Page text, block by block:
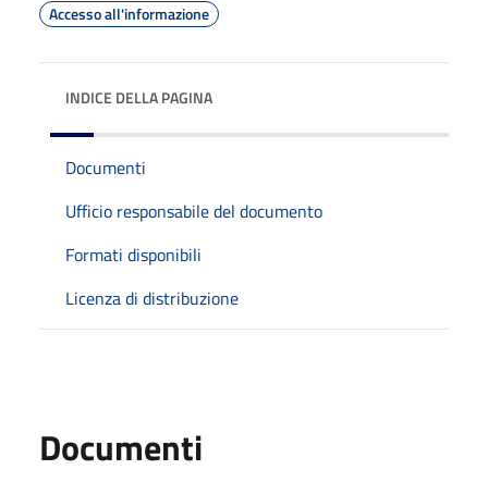
Accesso all'informazione
INDICE DELLA PAGINA
Documenti
Ufficio responsabile del documento
Formati disponibili
Licenza di distribuzione
Documenti